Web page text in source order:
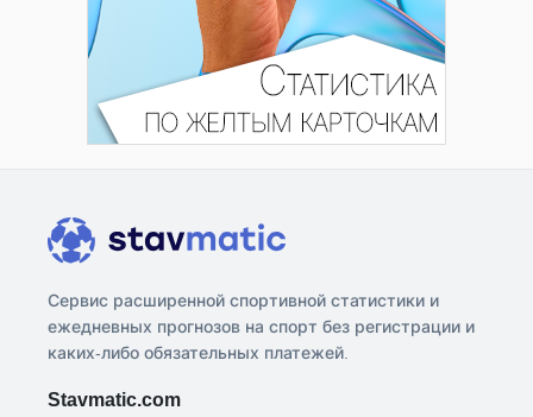
Сервис расширенной спортивной статистики и
ежедневных прогнозов на спорт без регистрации и
каких-либо обязательных платежей.
Stavmatic.com